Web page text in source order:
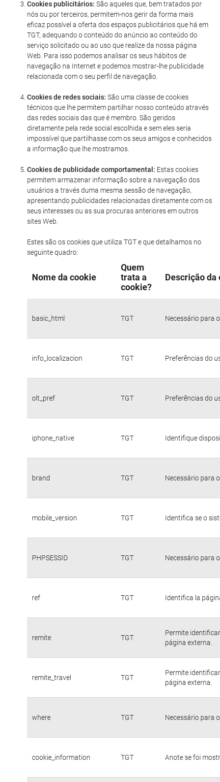
Cookies publicitários: São aqueles que, bem tratados por
nós ou por terceiros, permitem-nos gerir da forma mais
eficaz possível a oferta dos espaços publicitários que há em
TGT, adequando o conteúdo do anúncio ao conteúdo do
serviço solicitado ou ao uso que realize da nossa página
Web. Para isso podemos analisar os seus hábitos de
navegação na Internet e podemos mostrar-lhe publicidade
relacionada com o seu perfil de navegação.
Cookies de redes sociais: São uma classe de cookies
técnicos que lhe permitem partilhar nosso conteúdo através
das redes sociais das que é membro. São geridos
diretamente pela rede social escolhida e sem eles seria
impossível que partilhasse com os seus amigos e conhecidos
a informação que lhe mostramos.
Cookies de publicidade comportamental: Estas cookies
permitem armazenar informação sobre a navegação dos
usuários a través duma mesma sessão de navegação,
apresentando publicidades relacionadas diretamente com os
seus interesses ou as sua procuras anteriores em outros
sites Web.
Estes são os cookies que utiliza TGT e que detalhamos no
seguinte quadro:
Nome da cookie
Quem
trata a
cookie?
Descrição da
basic_html TGT Necessário para
info_localizacion TGT Preferências do
olt_pref TGT Preferências do
iphone_native TGT Identifique
brand TGT Necessário para
mobile_version TGT Identifica se o
PHPSESSID TGT Necessário para
ref TGT Identifica la
remite TGT
Permite
página externa.
remite_travel TGT
Permite
página externa.
where TGT Necessário para
cookie_information TGT Anote se foi